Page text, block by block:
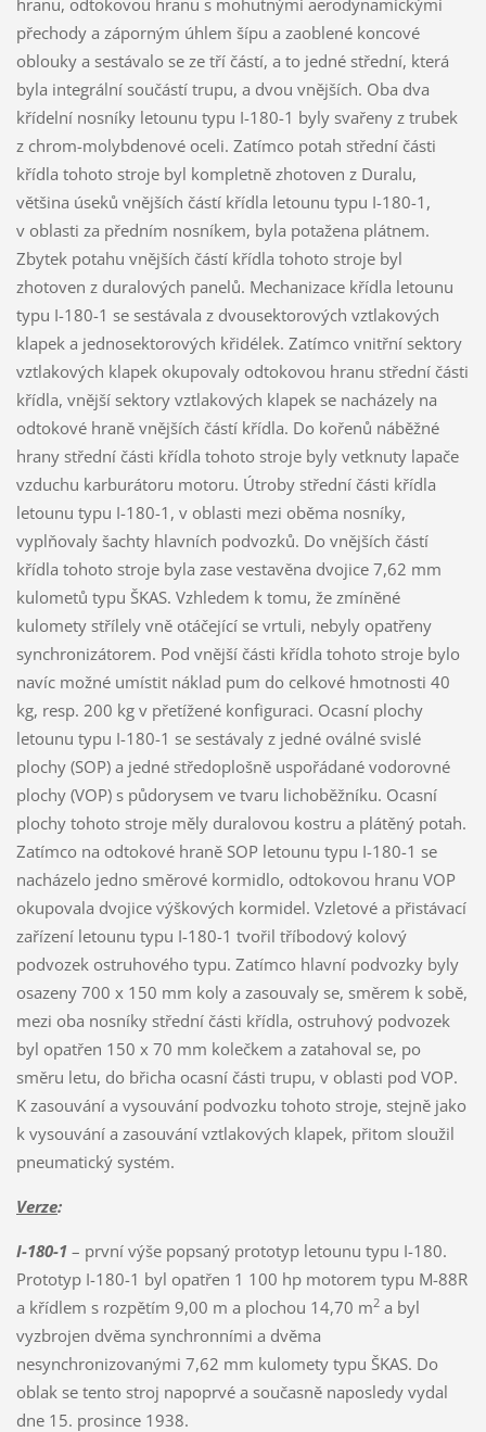
přechody a záporným úhlem šípu a zaoblené koncové
oblouky a sestávalo se ze tří částí, a to jedné střední, která
byla integrální součástí trupu, a dvou vnějších. Oba dva
křídelní nosníky letounu typu I-180-1 byly svařeny z trubek
z chrom-molybdenové oceli. Zatímco potah střední části
křídla tohoto stroje byl kompletně zhotoven z Duralu,
většina úseků vnějších částí křídla letounu typu I-180-1,
v oblasti za předním nosníkem, byla potažena plátnem.
Zbytek potahu vnějších částí křídla tohoto stroje byl
zhotoven z duralových panelů. Mechanizace křídla letounu
typu I-180-1 se sestávala z dvousektorových vztlakových
klapek a jednosektorových křidélek. Zatímco vnitřní sektory
vztlakových klapek okupovaly odtokovou hranu střední části
křídla, vnější sektory vztlakových klapek se nacházely na
odtokové hraně vnějších částí křídla. Do kořenů náběžné
hrany střední části křídla tohoto stroje byly vetknuty lapače
vzduchu karburátoru motoru. Útroby střední části křídla
letounu typu I-180-1, v oblasti mezi oběma nosníky,
vyplňovaly šachty hlavních podvozků. Do vnějších částí
křídla tohoto stroje byla zase vestavěna dvojice 7,62 mm
kulometů typu ŠKAS. Vzhledem k tomu, že zmíněné
kulomety střílely vně otáčející se vrtuli, nebyly opatřeny
synchronizátorem. Pod vnější části křídla tohoto stroje bylo
navíc možné umístit náklad pum do celkové hmotnosti 40
kg, resp. 200 kg v přetížené konfiguraci. Ocasní plochy
letounu typu I-180-1 se sestávaly z jedné oválné svislé
plochy (SOP) a jedné středoplošně uspořádané vodorovné
plochy (VOP) s půdorysem ve tvaru lichoběžníku. Ocasní
plochy tohoto stroje měly duralovou kostru a plátěný potah.
Zatímco na odtokové hraně SOP letounu typu I-180-1 se
nacházelo jedno směrové kormidlo, odtokovou hranu VOP
okupovala dvojice výškových kormidel. Vzletové a přistávací
zařízení letounu typu I-180-1 tvořil tříbodový kolový
podvozek ostruhového typu. Zatímco hlavní podvozky byly
osazeny 700 x 150 mm koly a zasouvaly se, směrem k sobě,
mezi oba nosníky střední části křídla, ostruhový podvozek
byl opatřen 150 x 70 mm kolečkem a zatahoval se, po
směru letu, do břicha ocasní části trupu, v oblasti pod VOP.
K zasouvání a vysouvání podvozku tohoto stroje, stejně jako
k vysouvání a zasouvání vztlakových klapek, přitom sloužil
pneumatický systém.
Verze:
I-180-1– první výše popsaný prototyp letounu typu I-180.
Prototyp I-180-1 byl opatřen 1 100 hp motorem typu M-88R
a křídlem s rozpětím 9,00 m a plochou 14,70 m2a byl
vyzbrojen dvěma synchronními a dvěma
nesynchronizovanými 7,62 mm kulomety typu ŠKAS. Do
oblak se tento stroj napoprvé a současně naposledy vydal
dne 15. prosince 1938.